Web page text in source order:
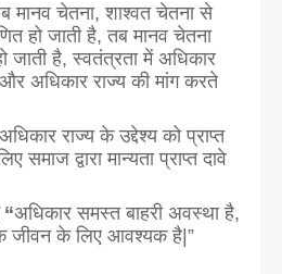
मानव चेतना, शाश्वत चेतना से
हो जाती है, तब मानव चेतना
जाती है, स्वतंत्रता में अधिकार
अधिकार राज्य की मांग करते
अधिकार राज्य के उद्देश्य को प्राप्त
समाज द्वारा मान्यता प्राप्त दावे
अधिकार समस्त बाहरी अवस्था है,
जीवन के लिए आवश्यक है|”